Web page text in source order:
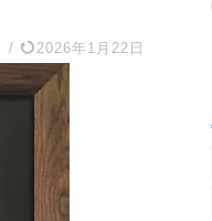
/ 2026年1月22日